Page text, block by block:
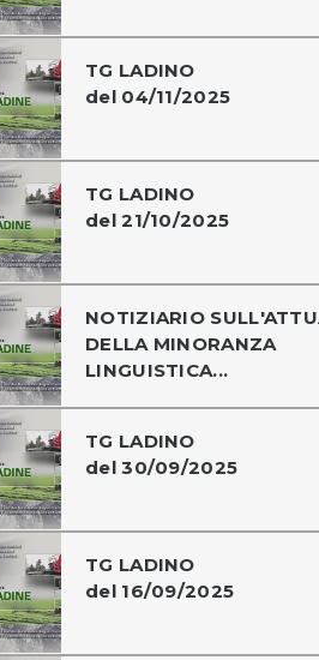
TG LADINO
del 04/11/2025
TG LADINO
del 21/10/2025
NOTIZIARIO
DELLA MINORANZA
LINGUISTICA...
TG LADINO
del 30/09/2025
TG LADINO
del 16/09/2025